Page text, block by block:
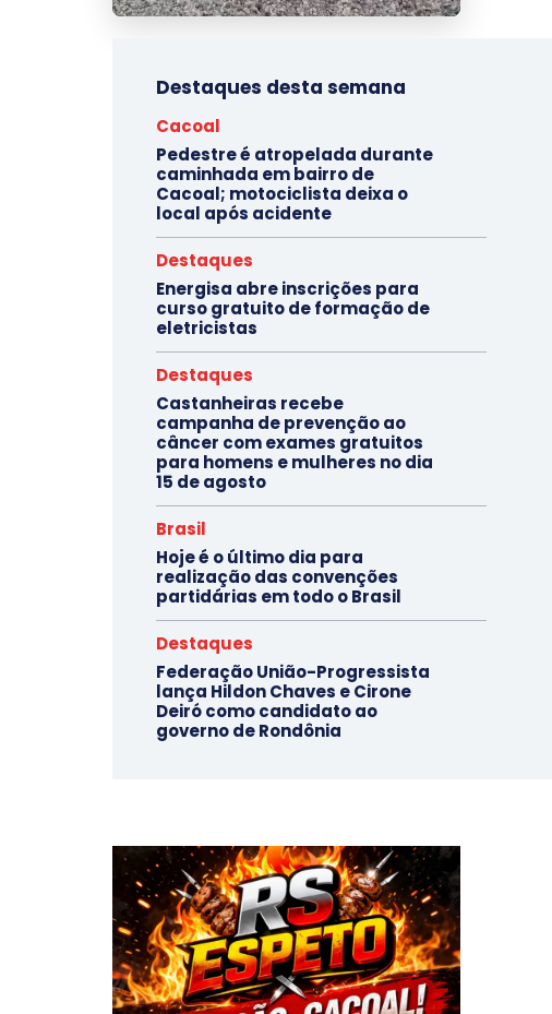
Destaques desta semana
Cacoal
Pedestre é atropelada durante
caminhada em bairro de
Cacoal; motociclista deixa o
local após acidente
Destaques
Energisa abre inscrições para
curso gratuito de formação de
eletricistas
Destaques
Castanheiras recebe
campanha de prevenção ao
câncer com exames gratuitos
para homens e mulheres no dia
15 de agosto
Brasil
Hoje é o último dia para
realização das convenções
partidárias em todo o Brasil
Destaques
Federação União-Progressista
lança Hildon Chaves e Cirone
Deiró como candidato ao
governo de Rondônia